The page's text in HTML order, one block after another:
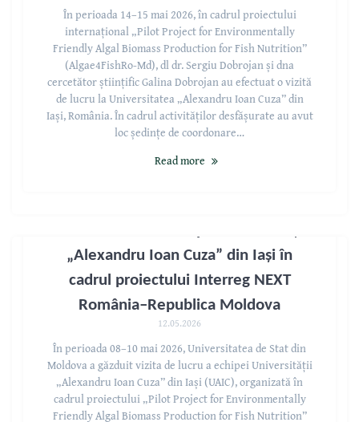
În perioada 14–15 mai 2026, în cadrul proiectului
internațional „Pilot Project for Environmentally
Friendly Algal Biomass Production for Fish Nutrition”
(Algae4FishRo-Md), dl dr. Sergiu Dobrojan și dna
cercetător științific Galina Dobrojan au efectuat o vizită
de lucru la Universitatea „Alexandru Ioan Cuza” din
Iași, România. În cadrul activităților desfășurate au avut
loc ședințe de coordonare…
Read more
„Alexandru Ioan Cuza” din Iași în
cadrul proiectului Interreg NEXT
România–Republica Moldova
12.05.2026
În perioada 08–10 mai 2026, Universitatea de Stat din
Moldova a găzduit vizita de lucru a echipei Universității
„Alexandru Ioan Cuza” din Iași (UAIC), organizată în
cadrul proiectului „Pilot Project for Environmentally
Friendly Algal Biomass Production for Fish Nutrition”